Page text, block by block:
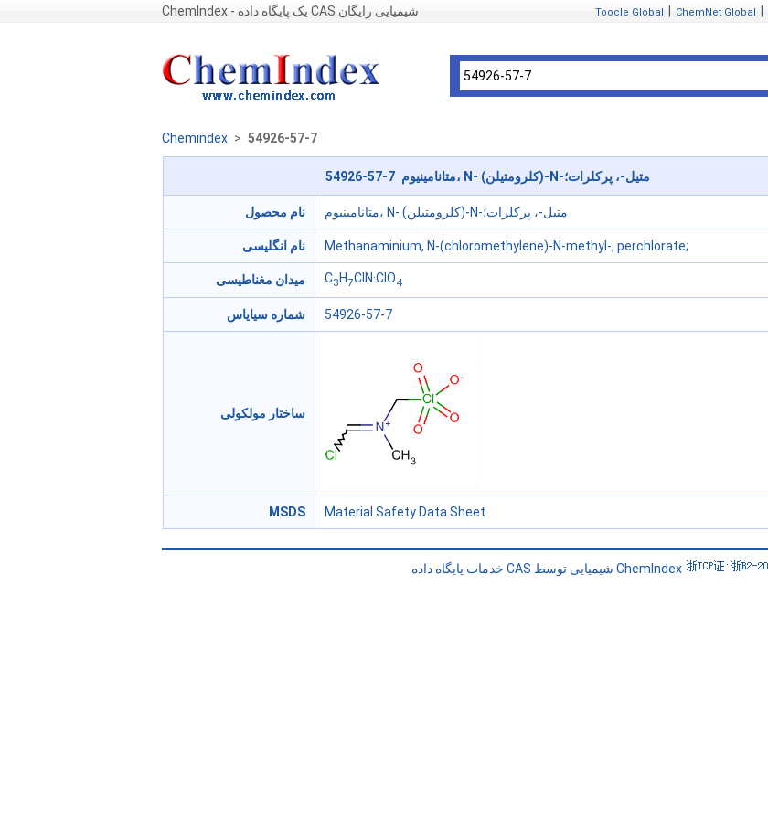
ChemIndex - یک پایگاه داده CAS شیمیایی رایگان Toocle Global ChemNet Global
Chemindex > 54926-57-7
54926-57-7 متانامینیوم، N- (کلرومتیلن)-N-متیل-، پرکلرات؛
نام محصول متانامینیوم، N- (کلرومتیلن)-N-متیل-، پرکلرات؛
نام انگلیسی Methanaminium, N-(chloromethylene)-N-methyl-, perchlorate;
میدان مغناطیسی C3 H7ClN·ClO4
شماره سیایاس 54926-57-7
ساختار مولکولی
MSDS Material Safety Data Sheet
خدمات پایگاه داده CAS شیمیایی توسط ChemIndex